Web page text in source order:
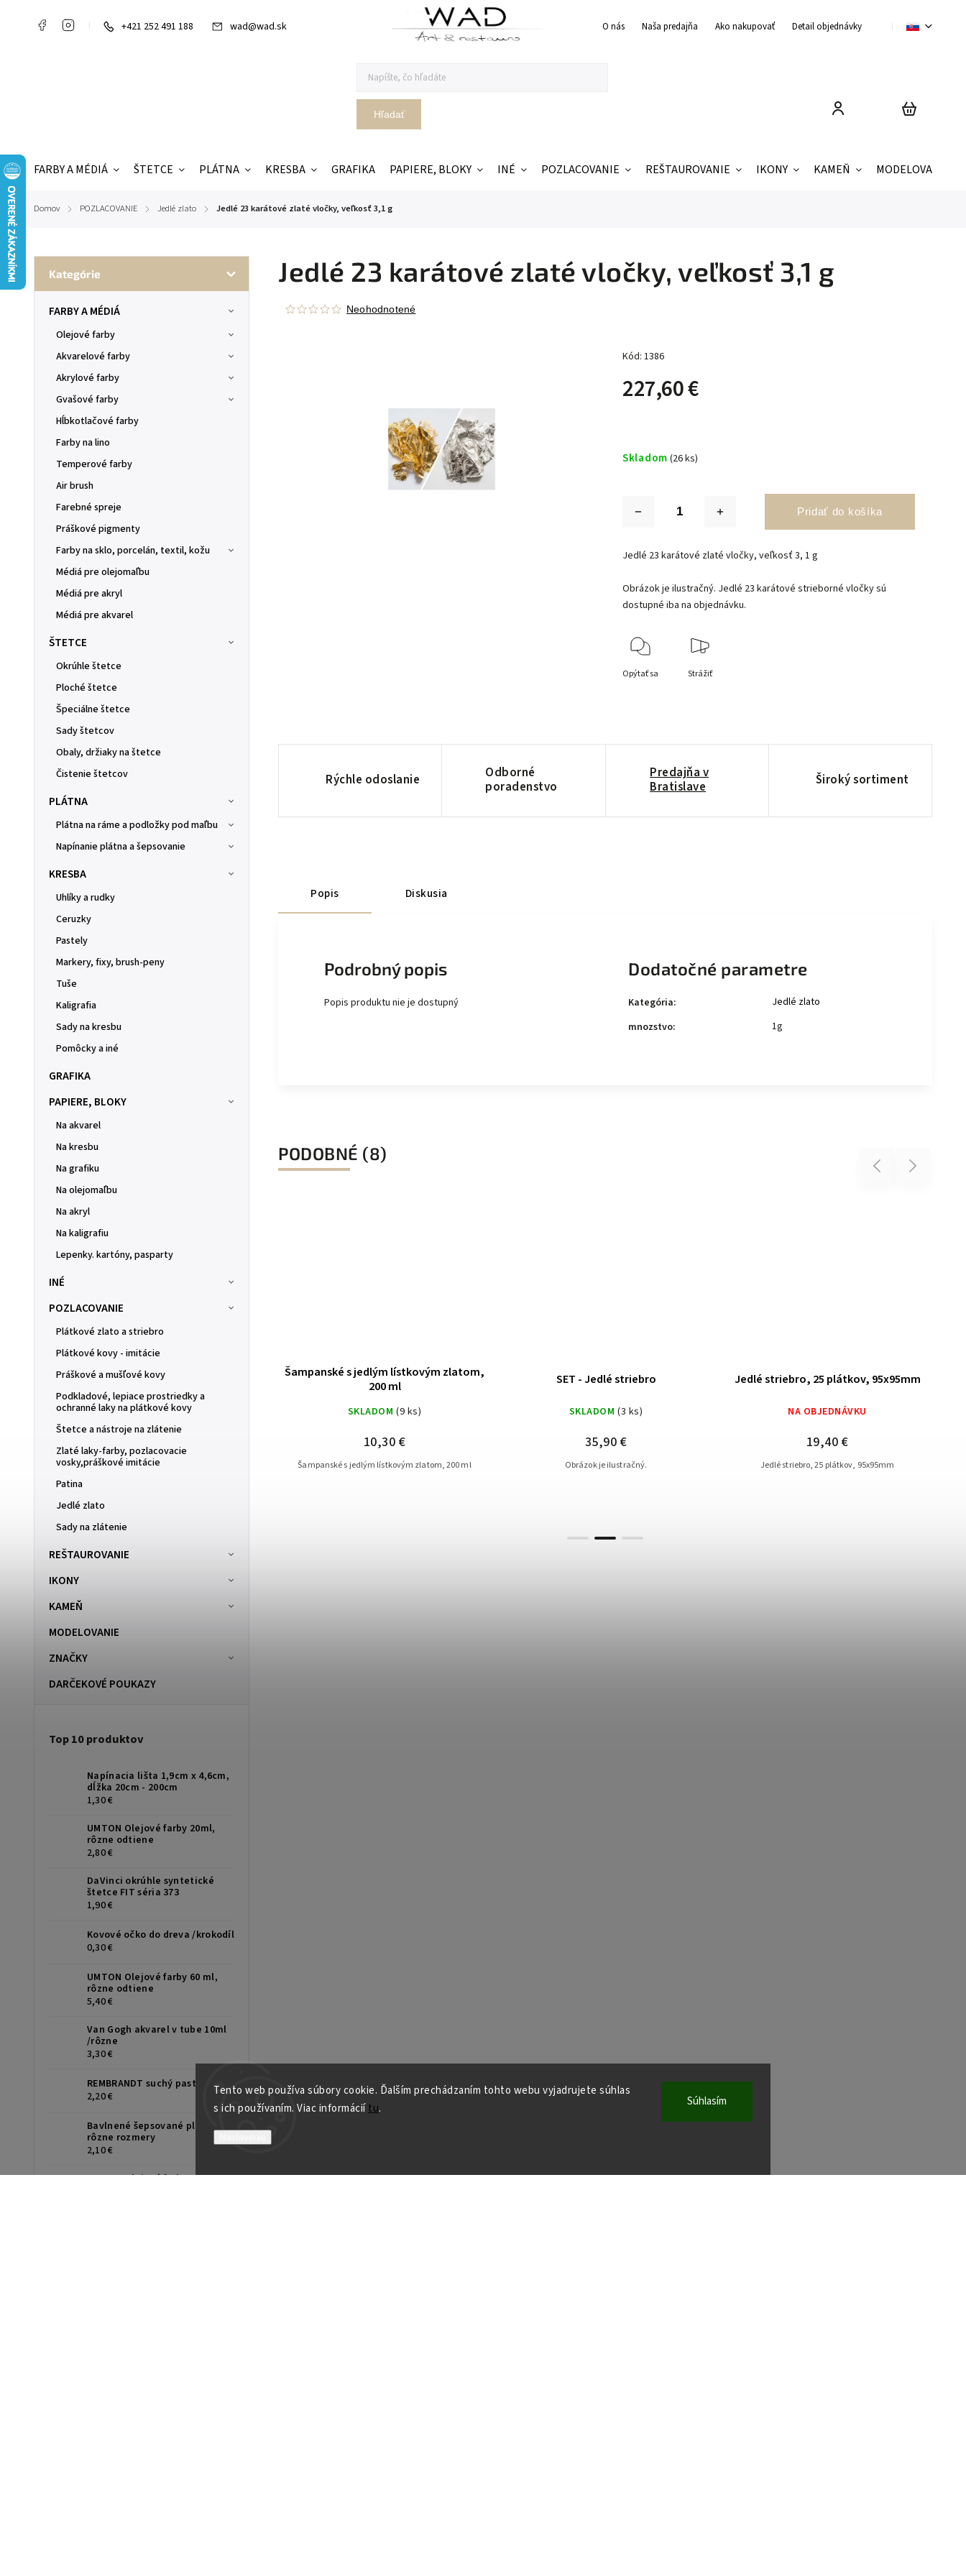
Tento web používa súbory cookie. Ďalším prechádzaním tohto webu vyjadrujete súhlas
s ich používaním. Viac informáciítu. Súhlasím
+421 252 491 188 wad@wad.sk O nás Naša predajňa Ako nakupovať Detail objednávky Obchodné podmienky
Hľadať
FARBY A MÉDIÁ ŠTETCE PLÁTNA KRESBA GRAFIKA PAPIERE, BLOKY INÉ POZLACOVANIE REŠTAUROVANIE IKONY KAMEŇ MODELOVANIE
Domov / POZLACOVANIE / Jedlé zlato / Jedlé 23 karátové zlaté vločky, veľkosť 3,1 g
Kategórie
FARBY A MÉDIÁ
Olejové farby
Akvarelové farby
Akrylové farby
Gvašové farby
Hĺbkotlačové farby
Farby na lino
Temperové farby
Air brush
Farebné spreje
Práškové pigmenty
Farby na sklo, porcelán, textil, kožu
Médiá pre olejomaľbu
Médiá pre akryl
Médiá pre akvarel
ŠTETCE
Okrúhle štetce
Ploché štetce
Špeciálne štetce
Sady štetcov
Obaly, držiaky na štetce
Čistenie štetcov
PLÁTNA
Plátna na ráme a podložky pod maľbu
Napínanie plátna a šepsovanie
KRESBA
Uhlíky a rudky
Ceruzky
Pastely
Markery, fixy, brush-peny
Tuše
Kaligrafia
Sady na kresbu
Pomôcky a iné
GRAFIKA
PAPIERE, BLOKY
Na akvarel
Na kresbu
Na grafiku
Na olejomaľbu
Na akryl
Na kaligrafiu
Lepenky. kartóny, pasparty
INÉ
POZLACOVANIE
Plátkové zlato a striebro
Plátkové kovy - imitácie
Práškové a mušľové kovy
Podkladové, lepiace prostriedky a
ochranné laky na plátkové kovy
Štetce a nástroje na zlátenie
Zlaté laky-farby, pozlacovacie
vosky,práškové imitácie
Patina
Jedlé zlato
Sady na zlátenie
REŠTAUROVANIE
IKONY
KAMEŇ
MODELOVANIE
ZNAČKY
DARČEKOVÉ POUKAZY
Top 10 produktov
Napínacia lišta 1,9cm x 4,6cm,
dĺžka 20cm - 200cm
1,30 €
UMTON Olejové farby 20ml,
rôzne odtiene
2,80 €
DaVinci okrúhle syntetické
štetce FIT séria 373
1,90 €
Kovové očko do dreva /krokodíl
0,30 €
UMTON Olejové farby 60 ml,
rôzne odtiene
5,40 €
Van Gogh akvarel v tube 10ml
/rôzne
3,30 €
REMBRANDT suchý pastel /ks
2,20 €
Bavlnené šepsované plátno,
rôzne rozmery
2,10 €
UMTON Olejové farby 150ml,
Jedlé 23 karátové zlaté vločky, veľkosť 3,1 g
Neohodnotené
Kód: 1386
227,60 €
Skladom (26 ks)
Pridať do košíka
Jedlé 23 karátové zlaté vločky, veľkosť 3, 1 g
Obrázok je ilustračný. Jedlé 23 karátové strieborné vločky sú
dostupné iba na objednávku.
Opýtať sa Strážiť
Rýchle odoslanie
Odborné
poradenstvo
Predajňa v
Bratislave
Široký sortiment
Popis Diskusia
Podrobný popis
Popis produktu nie je dostupný
Dodatočné parametre
Kategória:
Jedlé zlato
mnozstvo: 1g
PODOBNÉ (8)
Previous
Jedlé plátkové zlato 23 karátové, 25
SKLADOM (2 ks)
102,80 €
Šampanské s jedlým lístkovým zlatom,
SKLADOM (9 ks)
Šampanské s jedlým lístkovým zlatom, 200 ml
SET - Jedlé striebro
SKLADOM (3 ks)
Obrázok je ilustračný.
Jedlé striebro, 25 plátkov, 95x95mm
NA OBJEDNÁVKU
Jedlé striebro, 25 plátkov, 95x95mm
Next